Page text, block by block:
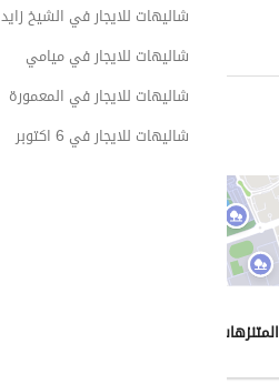
المتنزهات
شاليهات للايجار في الشيخ زايد
شاليهات للايجار في ميامي
شاليهات للايجار في المعمورة
شاليهات للايجار في 6 اكتوبر